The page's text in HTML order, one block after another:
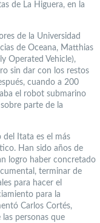
de La Higuera, en la
de la Universidad
de Oceana, Matthias
Operated Vehicle),
sin dar con los restos
cuando a 200
el robot submarino
parte de la
del Itata es el más
Han sido años de
logro haber concretado
terminar de
para hacer el
para la
Carlos Cortés,
personas que